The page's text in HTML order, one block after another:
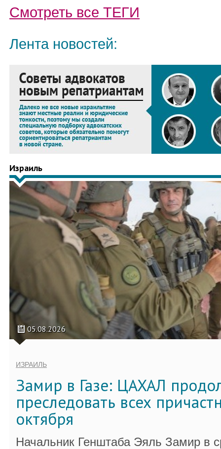
Смотреть все ТЕГИ
Лента новостей:
Израиль
05.08.2026
ИЗРАИЛЬ
Замир в Газе: ЦАХАЛ
преследовать всех
октября
Начальник Генштаба Эяль Замир в